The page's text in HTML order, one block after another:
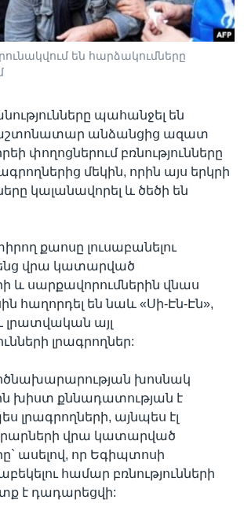
են հարձակումները
պահանջել են
անձանցից ազատ
փողոցներում բռնությունները
մեկին, որին այս երկրի
կալանավորել և ծեծի են
քաոսը լուսաբանելու
վրա կատարված
և սարքավորումներին վնաս
հաղորդել են նաև «Սի-Էն-Էն»,
լրատվական այլ
լրագրողներ:
խոսնակ
խիստ քննադատության է
լրագրողների, այնպես էլ
վրա կատարված
ասելով, որ Եգիպտոսի
համար բռնությունների
է դադարեցվի: